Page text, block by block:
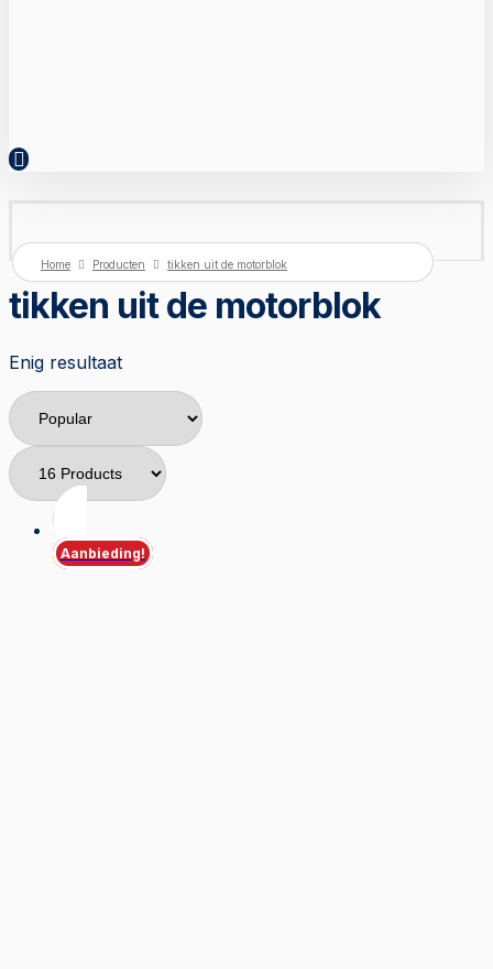
Home Producten tikken uit de motorblok
tikken uit de motorblok
Enig resultaat
Aanbieding!